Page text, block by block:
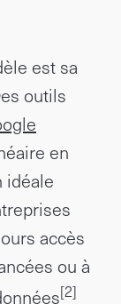
est sa
outils
en
idéale
accès
ou à
[2]